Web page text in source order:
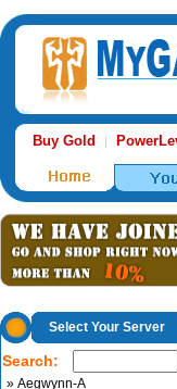
Buy Gold |
Select Your Server
Search:
» Aegwynn-A